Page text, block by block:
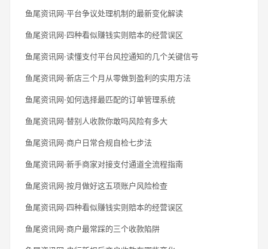
鱼尾资讯网·平台争议处理机制的最新变化解读
鱼尾资讯网·四种看似赚钱实则赔本的经营误区
鱼尾资讯网·读懂支付平台风控通知的几个关键信号
鱼尾资讯网·新店三个月从零做到盈利的实用方法
鱼尾资讯网·如何选择最匹配的订单管理系统
鱼尾资讯网·替别人收款你敢吗风险有多大
鱼尾资讯网·商户日常合规自检七步法
鱼尾资讯网·新手商家对接支付通道全流程指南
鱼尾资讯网·按月做好这五项账户风险检查
鱼尾资讯网·四种看似赚钱实则赔本的经营误区
鱼尾资讯网·商户最常踩的三个收款陷阱